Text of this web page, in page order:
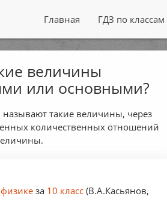
Главная ГДЗ по классам
величины
или основными?
такие величины, через
количественных отношений
физикеза 10 класс (В.А.Касьянов,